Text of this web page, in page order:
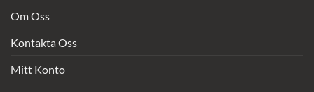
Om Oss
Kontakta Oss
Mitt Konto